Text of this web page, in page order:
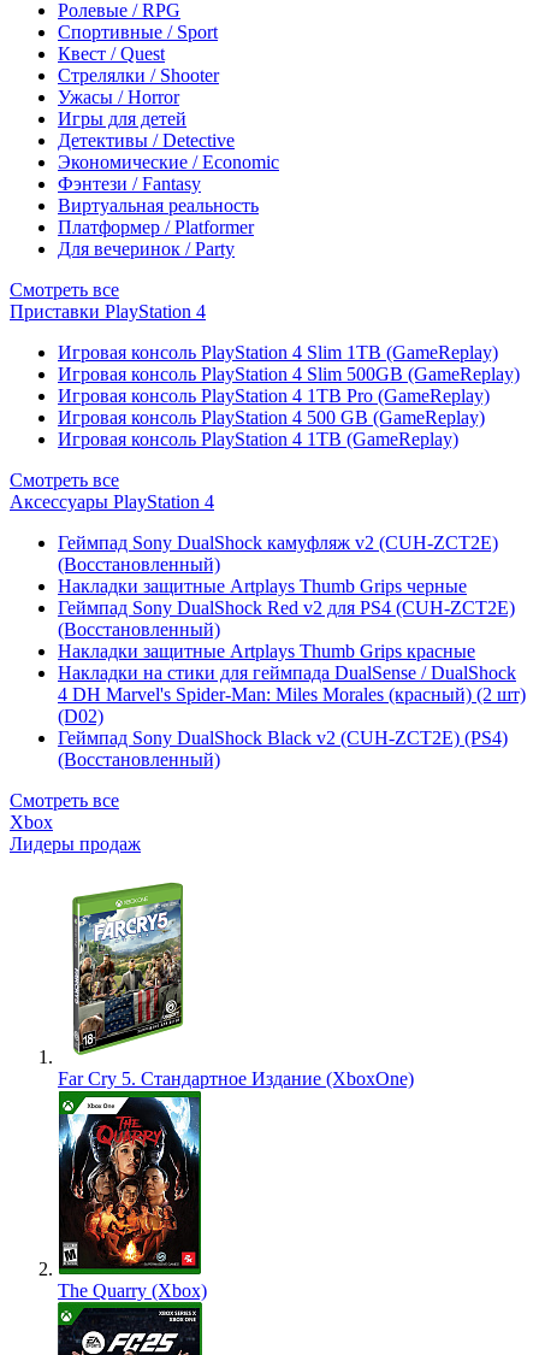
Ролевые / RPG
Спортивные / Sport
Квест / Quest
Стрелялки / Shooter
Ужасы / Horror
Игры для детей
Детективы / Detective
Экономические / Economic
Фэнтези / Fantasy
Виртуальная реальность
Платформер / Platformer
Для вечеринок / Party
Смотреть все
Приставки PlayStation 4
Игровая консоль PlayStation 4 Slim 1TB (GameReplay)
Игровая консоль PlayStation 4 Slim 500GB (GameReplay)
Игровая консоль PlayStation 4 1TB Pro (GameReplay)
Игровая консоль PlayStation 4 500 GB (GameReplay)
Игровая консоль PlayStation 4 1TB (GameReplay)
Смотреть все
Аксессуары PlayStation 4
Геймпад Sony DualShock камуфляж v2 (CUH-ZCT2E)
(Восстановленный)
Накладки защитные Artplays Thumb Grips черные
Геймпад Sony DualShock Red v2 для PS4 (CUH-ZCT2E)
(Восстановленный)
Накладки защитные Artplays Thumb Grips красные
Накладки на стики для геймпада DualSense / DualShock
4 DH Marvel's Spider-Man: Miles Morales (красный) (2 шт)
(D02)
Геймпад Sony DualShock Black v2 (CUH-ZCT2E) (PS4)
(Восстановленный)
Смотреть все
Xbox
Лидеры продаж
Far Cry 5. Стандартное Издание (XboxOne)
The Quarry (Xbox)